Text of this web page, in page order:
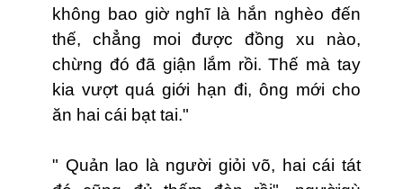
không bao giờ nghĩ là hắn nghèo đến
thế, chẳng moi được đồng xu nào,
chừng đó đã giận lắm rồi. Thế mà tay
kia vượt quá giới hạn đi, ông mới cho
ăn hai cái bạt tai."
" Quản lao là người giỏi võ, hai cái tát